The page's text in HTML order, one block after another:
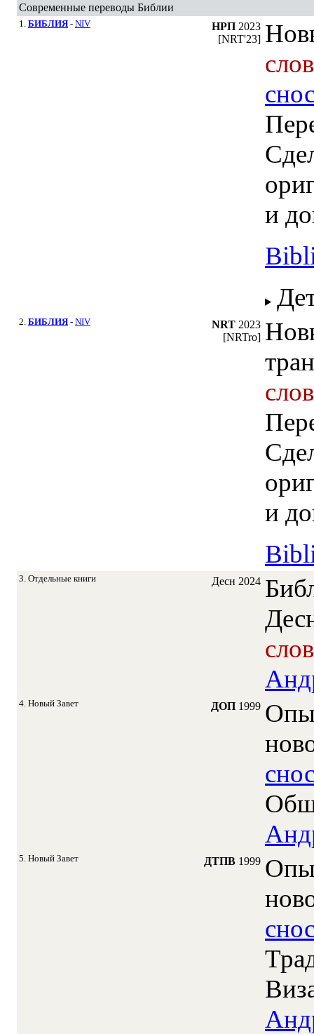
Современные переводы Библии
1. БИБЛИЯ - NIV НРП 2023
[NRT'23]
и
2. БИБЛИЯ - NIV NRT 2023
[NRTro]
и
3. Отдельные книги Десн 2024
4. Новый Завет ДОП 1999
5. Новый Завет ДТПВ 1999